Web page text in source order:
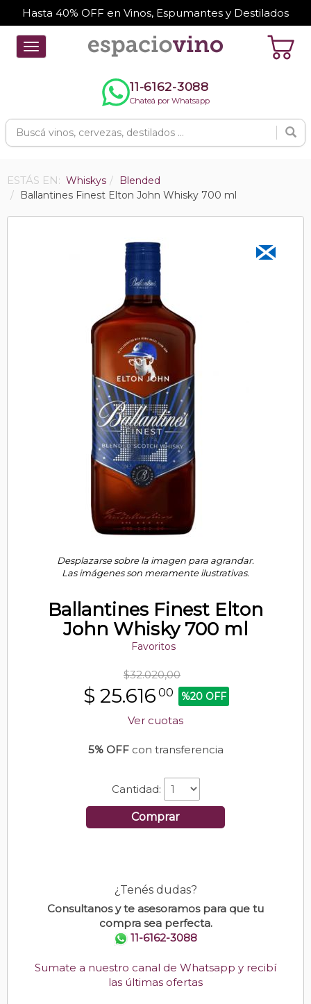
Hasta 40% OFF en Vinos, Espumantes y Destilados
Toggle
navigation
11-6162-3088
Chateá por Whatsapp
ESTÁS EN: Whiskys
Blended
Ballantines Finest Elton John Whisky 700 ml
Desplazarse sobre la imagen para agrandar.
Las imágenes son meramente ilustrativas.
Ballantines Finest Elton
John Whisky 700 ml
Favoritos
$32.020,00
$ 25.616 00 %20 OFF
Ver cuotas
5% OFFcon transferencia
Cantidad:
Comprar
¿Tenés dudas?
Consultanos y te asesoramos para que tu
compra sea perfecta.
11-6162-3088
Sumate a nuestro canal de Whatsapp y recibí
las últimas ofertas